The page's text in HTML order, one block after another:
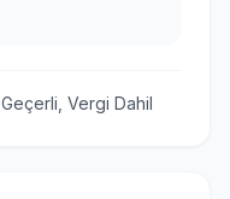
Vergi Dahil